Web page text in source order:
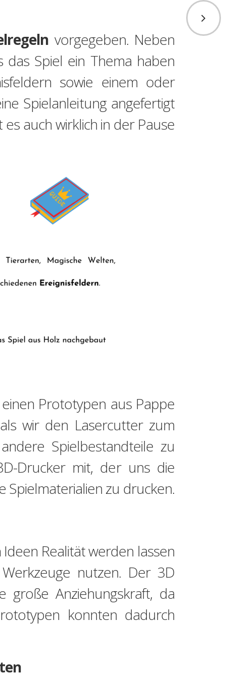
vorgegeben. Neben
Spiel ein Thema haben
sowie einem oder
Spielanleitung angefertigt
auch wirklich in der Pause
Prototypen aus Pappe
wir den Lasercutter zum
Spielbestandteile zu
Drucker mit, der uns die
Spielmaterialien zu drucken.
Realität werden lassen
nutzen. Der 3D
Anziehungskraft, da
konnten dadurch